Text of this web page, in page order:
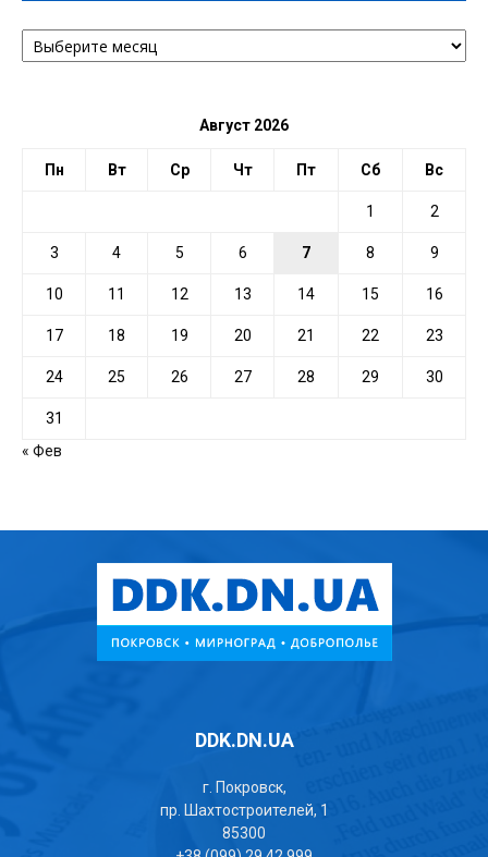
АРХИВ
ПО
Август 2026
Пн Вт Ср Чт Пт Сб Вс
1 2
3 4 5 6 7 8 9
10 11 12 13 14 15 16
17 18 19 20 21 22 23
24 25 26 27 28 29 30
31
« Фев
DDK.DN.UA
г. Покровск,
пр. Шахтостроителей, 1
85300